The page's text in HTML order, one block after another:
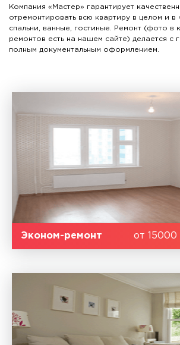
Компания «Мастер» гарантирует
отремонтировать всю квартиру в целом и в
спальни, ванные, гостиные. Ремонт (фото в
ремонтов есть на нашем сайте) делается с
полным документальным оформлением.
Эконом-ремонт от